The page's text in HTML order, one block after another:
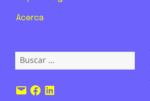
Acerca
Buscar:
Correo
electrónico
Facebook
LinkedIn